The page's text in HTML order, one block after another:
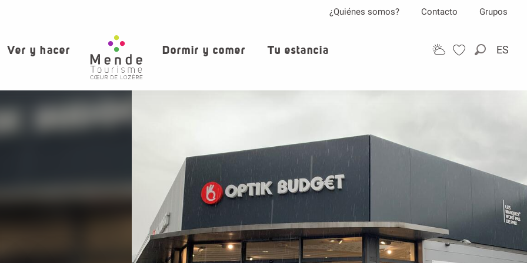
Buscar
ES
¿Quiénes somos? Contacto Grupos
Ver y hacer Dormir y comer Tu estancia